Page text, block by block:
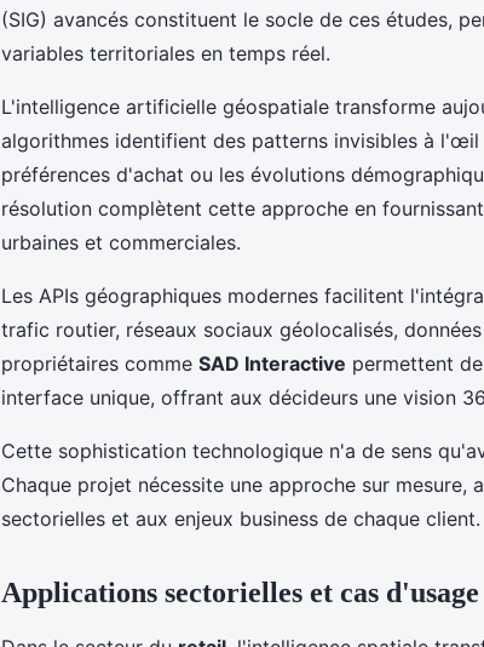
(SIG) avancés constituent le socle de ces études,
variables territoriales en temps réel.
L'intelligence artificielle géospatiale transforme
algorithmes identifient des patterns invisibles à
préférences d'achat ou les évolutions
résolution complètent cette approche en
urbaines et commerciales.
Les APIs géographiques modernes facilitent
trafic routier, réseaux sociaux géolocalisés,
propriétaires comme SAD Interactive permettent
interface unique, offrant aux décideurs une vision
Cette sophistication technologique n'a de sens
Chaque projet nécessite une approche sur
sectorielles et aux enjeux business de chaque client.
Applications sectorielles et cas